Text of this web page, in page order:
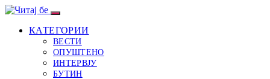
КАТЕГОРИИ
ВЕСТИ
ОПУШТЕНО
ИНТЕРВЈУ
БУТИН